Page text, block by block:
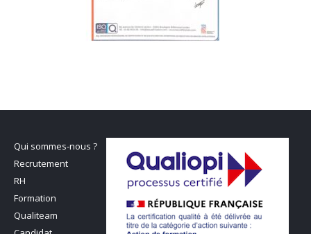
Qui sommes-nous ?
Recrutement
RH
Formation
Qualiteam